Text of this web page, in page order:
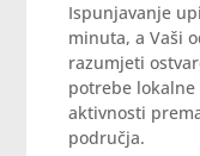
Ispunjavanje
minuta, a Vaši
razumjeti
potrebe
aktivnosti
područja.